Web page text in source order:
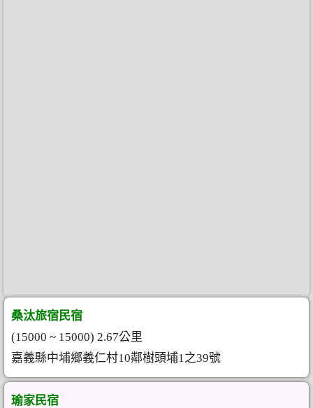
桑汰旅宿民宿
(15000 ~ 15000) 2.67公里
嘉義縣中埔鄉義仁村10鄰樹頭埔1之39號
瑜家民宿